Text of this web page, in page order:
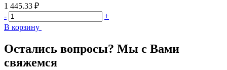
1 445.33 ₽
-
+
В корзину
Остались вопросы? Мы с Вами
свяжемся